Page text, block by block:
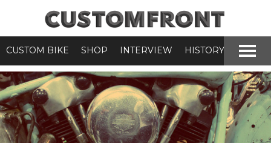
CUSTOM BIKE SHOP INTERVIEW HISTORY